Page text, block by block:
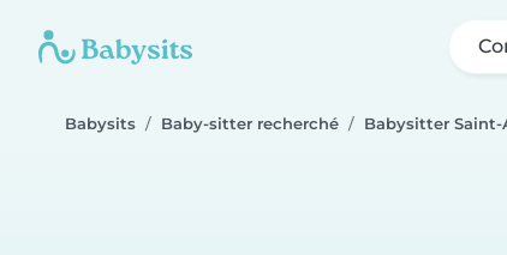
Babysits Baby-sitter recherché Babysitter Saint-